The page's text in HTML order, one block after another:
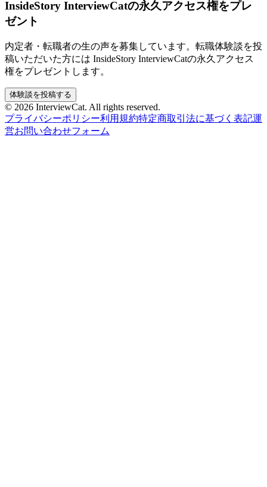
InsideStory InterviewCatの永久アクセス権をプレ
ゼント
内定者・転職者の生の声を募集しています。転職体験談を投
稿いただいた方には InsideStory InterviewCatの永久アクセス
権をプレゼントします。
体験談を投稿する
© 2026 InterviewCat. All rights reserved.
プライバシーポリシー利用規約特定商取引法に基づく表記運
営お問い合わせフォーム